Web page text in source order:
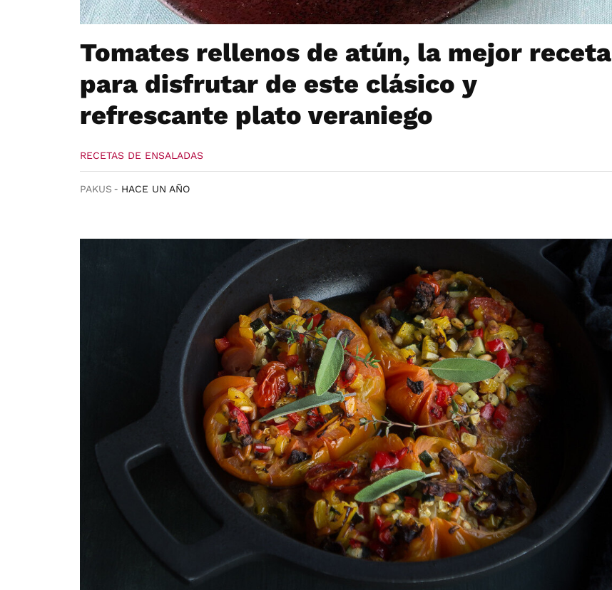
Tomates rellenos de atún, la mejor receta
para disfrutar de este clásico y
refrescante plato veraniego
RECETAS DE ENSALADAS
PAKUS HACE UN AÑO